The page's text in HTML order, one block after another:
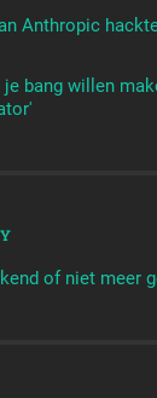
Anthropic
bang willen
of niet meer